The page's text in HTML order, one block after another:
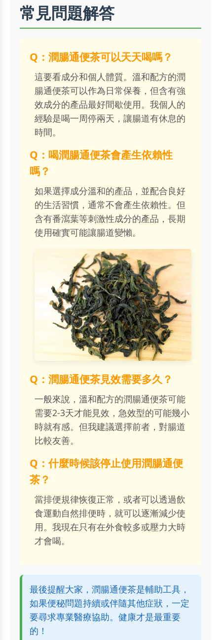
常見問題解答
Q：潤腸通便茶可以天天喝嗎？
這要看成分和個人體質。溫和配方的潤
腸通便茶可以作為日常保養，但含有強
效成分的產品最好間歇使用。我個人的
經驗是喝一周停兩天，讓腸道有休息的
時間。
Q：喝潤腸通便茶會產生依賴性
嗎？
如果選擇成分溫和的產品，並配合良好
的生活習慣，通常不會產生依賴性。但
含有番瀉葉等刺激性成分的產品，長期
使用確實可能讓腸道變懶。
Q：潤腸通便茶見效需要多久？
一般來說，溫和配方的潤腸通便茶可能
需要2-3天才能見效，急效型的可能幾小
時就有感。但我建議選擇前者，對腸道
比較友善。
Q：什麼時候該停止使用潤腸通便
茶？
當排便規律恢復正常，或者可以透過飲
食運動自然排便時，就可以逐漸減少使
用。我現在只有在外食較多或壓力大時
才會喝。
最後提醒大家，潤腸通便茶是輔助工具，
如果便秘問題持續或伴隨其他症狀，一定
要尋求專業醫療協助。健康才是最重要
的！